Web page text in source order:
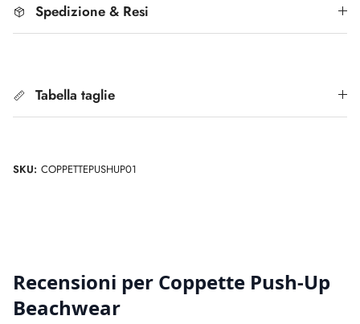
Spedizione & Resi
Tabella taglie
SKU: COPPETTEPUSHUP01